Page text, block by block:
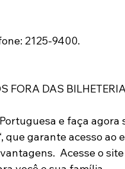
2125-9400.
FORA DAS
e faça agora
que garante acesso ao
Acesse o site